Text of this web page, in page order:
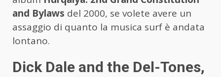
and Bylaws del 2000, se volete avere un
assaggio di quanto la musica surf è andata
lontano.
Dick Dale and the Del-Tones,